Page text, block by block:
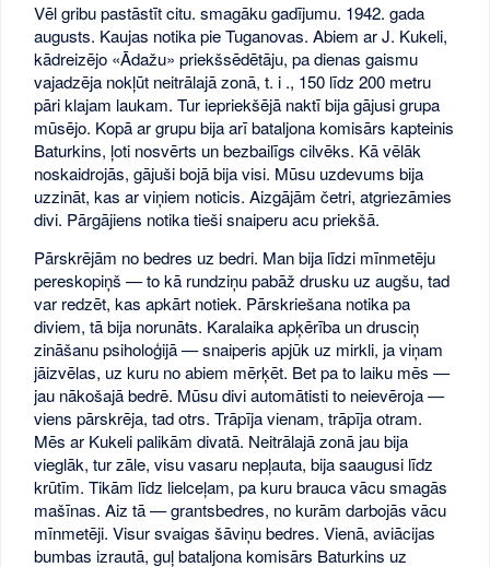
Vēl gribu pastāstīt citu. smagāku gadījumu. 1942. gada
augusts. Kaujas notika pie Tuganovas. Abiem ar J. Kukeli,
kādreizējo «Ādažu» priekšsēdētāju, pa dienas gaismu
vajadzēja nokļūt neitrālajā zonā, t. i ., 150 līdz 200 metru
pāri klajam laukam. Tur iepriekšējā naktī bija gājusi grupa
mūsējo. Kopā ar grupu bija arī bataljona komisārs kapteinis
Baturkins, ļoti nosvērts un bezbailīgs cilvēks. Kā vēlāk
noskaidrojās, gājuši bojā bija visi. Mūsu uzdevums bija
uzzināt, kas ar viņiem noticis. Aizgājām četri, atgriezāmies
divi. Pārgājiens notika tieši snaiperu acu priekšā.
Pārskrējām no bedres uz bedri. Man bija līdzi mīnmetēju
pereskopiņš — to kā rundziņu pabāž drusku uz augšu, tad
var redzēt, kas apkārt notiek. Pārskriešana notika pa
diviem, tā bija norunāts. Karalaika apķērība un drusciņ
zināšanu psiholoģijā — snaiperis apjūk uz mirkli, ja viņam
jāizvēlas, uz kuru no abiem mērķēt. Bet pa to laiku mēs —
jau nākošajā bedrē. Mūsu divi automātisti to neievēroja —
viens pārskrēja, tad otrs. Trāpīja vienam, trāpīja otram.
Mēs ar Kukeli palikām divatā. Neitrālajā zonā jau bija
vieglāk, tur zāle, visu vasaru nepļauta, bija saaugusi līdz
krūtīm. Tikām līdz lielceļam, pa kuru brauca vācu smagās
mašīnas. Aiz tā — grantsbedres, no kurām darbojās vācu
mīnmetēji. Visur svaigas šāviņu bedres. Vienā, aviācijas
bumbas izrautā, guļ bataljona komisārs Baturkins uz